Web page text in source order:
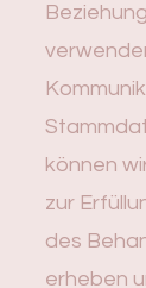
können
zur
des
erheben